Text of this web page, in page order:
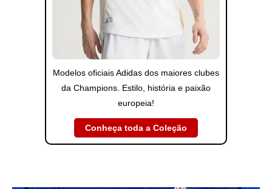
Modelos oficiais Adidas dos maiores clubes
da Champions. Estilo, história e paixão
europeia!
Conheça toda a Coleção